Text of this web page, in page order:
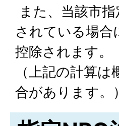
また、当該市
されている場合
控除されます。
（上記の計算
合があります。）